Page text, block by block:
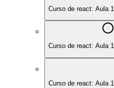
Curso de react: Aula
Curso de react: Aula
Curso de react: Aula